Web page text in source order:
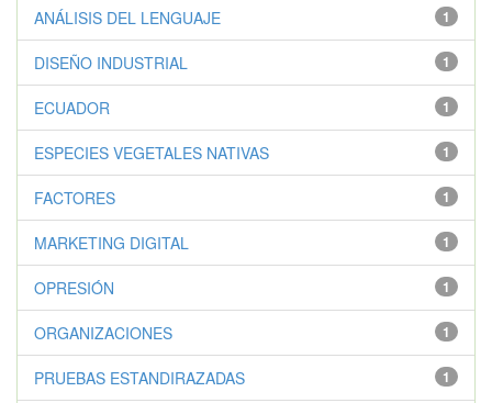
1
ANÁLISIS DEL LENGUAJE
1
DISEÑO INDUSTRIAL
1
ECUADOR
1
ESPECIES VEGETALES NATIVAS
1
FACTORES
1
MARKETING DIGITAL
1
OPRESIÓN
1
ORGANIZACIONES
1
PRUEBAS ESTANDIRAZADAS